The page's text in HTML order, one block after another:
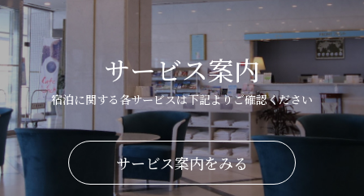
サービス案内
宿泊に関する各サービスは下記よりご確認ください
サービス案内をみる